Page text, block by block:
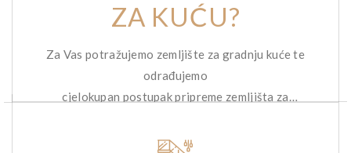
ZA KUĆU?
Za Vas potražujemo zemljište za gradnju kuće te
odrađujemo
cjelokupan postupak pripreme zemljišta za